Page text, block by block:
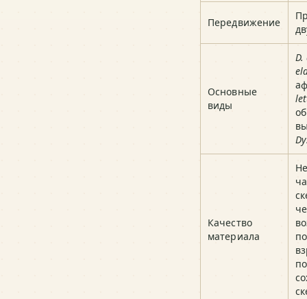
Передвижение
Основные
виды
Качество
материала